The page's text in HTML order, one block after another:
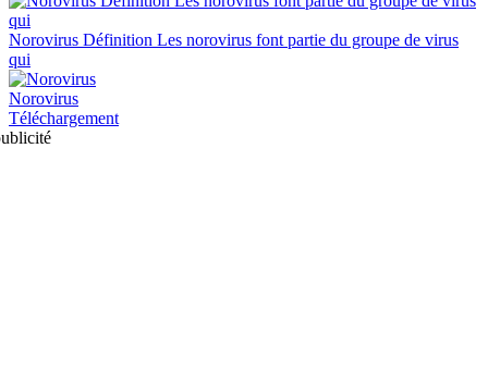
Norovirus Définition Les norovirus font partie du groupe de virus
qui
Norovirus
Téléchargement